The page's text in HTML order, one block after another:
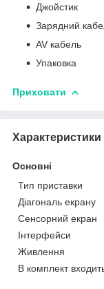
Джойстик
Зарядний
AV кабель
Упаковка
Приховати
Характеристики
Основні
Тип приставки
Діагональ екрану
Сенсорний екран
Інтерфейси
Живлення
В комплект